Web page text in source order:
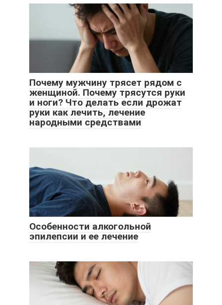
Почему мужчину трясет рядом с
женщиной. Почему трясутся руки
и ноги? Что делать если дрожат
руки как лечить, лечение
народными средствами
Особенности алкогольной
эпилепсии и ее лечение